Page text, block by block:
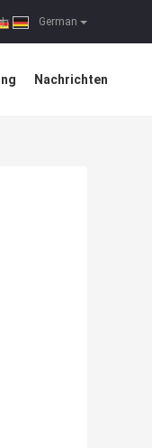
German
|
Nachrichten